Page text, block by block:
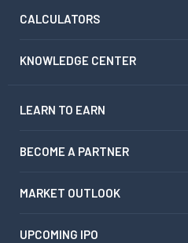
CALCULATORS
KNOWLEDGE CENTER
LEARN TO EARN
BECOME A PARTNER
MARKET OUTLOOK
UPCOMING IPO